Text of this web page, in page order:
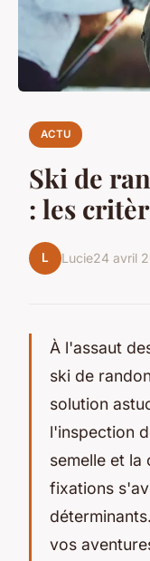
ACTU
Ski de
: les
L Lucie24 avril
À l'assaut
ski de
solution
l'inspection
semelle et la
fixations
vos